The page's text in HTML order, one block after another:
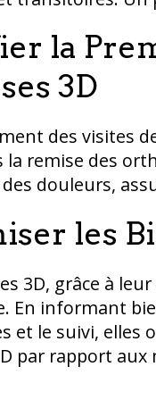
la
3D
des visites
la remise des
des douleurs,
les
3D, grâce à
En informant
et le suivi, elles
par rapport aux